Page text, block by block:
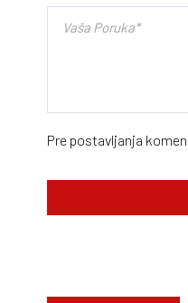
Pre postavljanja